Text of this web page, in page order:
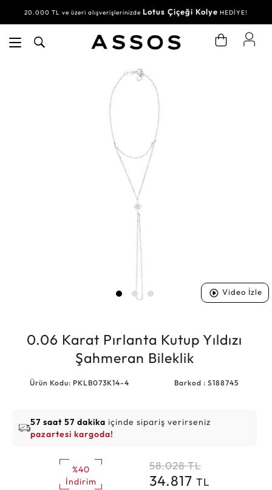
20.000 TL ve üzeri alışverişlerinizde Lotus Çiçeği Kolye HEDİYE!
Video İzle
0.06 Karat Pırlanta Kutup Yıldızı
Şahmeran Bileklik
Ürün Kodu: PKLB073K14-4 Barkod : S188745
57 saat 57 dakika içinde sipariş verirseniz
pazartesi kargoda!
%40
İndirim
58.028 TL
34.817 TL